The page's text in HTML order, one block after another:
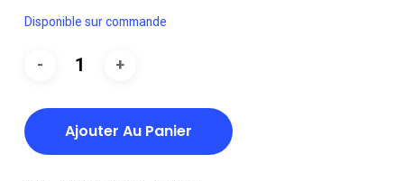
Disponible sur commande
Ajouter Au Panier